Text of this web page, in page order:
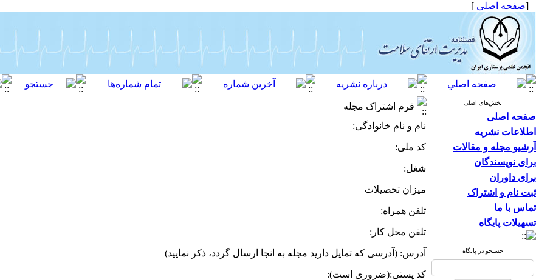
[صفحه اصلی ]
بخش‌های اصلی
صفحه اصلی
اطلاعات نشریه
آرشیو مجله و مقالات
برای نویسندگان
برای داوران
ثبت نام و اشتراک
تماس با ما
تسهیلات پایگاه
جستجو در پایگاه
فرم اشتراک مجله
نام و نام خانوادگی:
کد ملی:
شغل:
میزان تحصیلات
تلفن همراه:
تلفن محل کار:
آدرس: (آدرسی که تمایل دارید مجله به انجا ارسال گردد، ذکر نمایید)
کد پستی:(ضروری است):